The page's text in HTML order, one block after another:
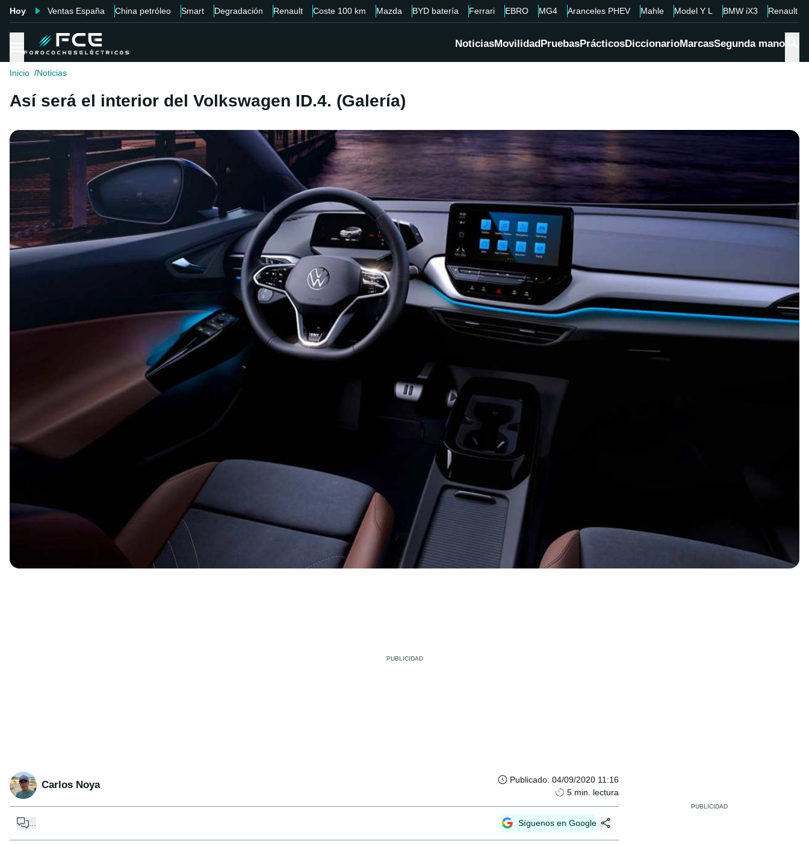
Hoy Ventas España China petróleo Smart Degradación Renault Coste 100 km Mazda BYD batería Ferrari EBRO MG4 Aranceles PHEV Mahle Model Y L BMW iX3 Renault
NoticiasMovilidadPruebasPrácticosDiccionarioMarcasSegunda mano
Inicio Noticias
Así será el interior del Volkswagen ID.4. (Galería)
Carlos Noya Publicado: 04/09/2020 11:16
5 min. lectura
Síguenos en Google